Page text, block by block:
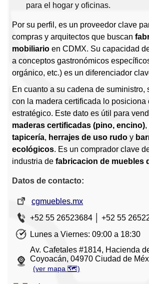
para el hogar y oficinas.
Por su perfil, es un proveedor clave
compras y arquitectos que buscan
mobiliario en CDMX. Su capacidad
a conceptos gastronómicos
orgánico, etc.) es un diferenciador
En cuanto a su cadena de suministro,
con la madera certificada lo posiciona
estratégico. Este dato es útil para
maderas certificadas (pino, encino),
tapicería, herrajes de uso rudo y
ecológicos. Es un comprador clave
industria de fabricacion de muebles
Datos de contacto:
cgmuebles.mx
+52 55 26523684 │ +52 55
Lunes a Viernes: 09:00 a 18:30
Av. Cafetales #1814, Hacienda
Coyoacán, 04970 Ciudad de
(ver mapa 🗺️)